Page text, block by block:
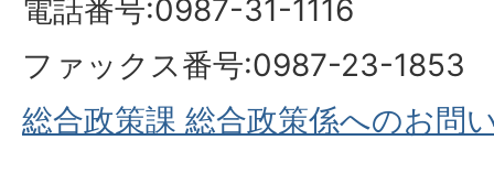
電話番号:0987-31-1116
ファックス番号:0987-23-1853
総合政策課 総合政策係へのお問